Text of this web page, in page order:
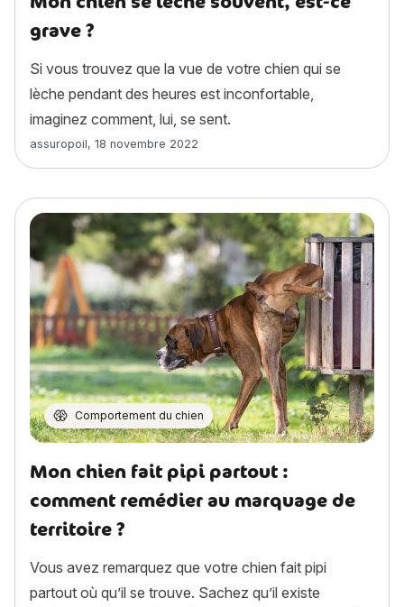
grave ?
Si vous trouvez que la vue de votre chien qui se
lèche pendant des heures est inconfortable,
imaginez comment, lui, se sent.
Article rédigé par
assuropoil, 18 novembre 2022
Comportement du chien
Mon chien fait pipi partout :
comment remédier au marquage de
territoire ?
Vous avez remarquez que votre chien fait pipi
partout où qu’il se trouve. Sachez qu’il existe